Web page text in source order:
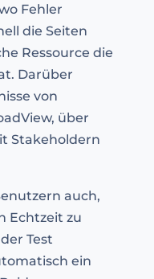
Fehler
die Seiten
Ressource die
Darüber
von
über
Stakeholdern
auch,
Echtzeit zu
Test
ein